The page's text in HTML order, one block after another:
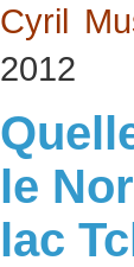
Cyril
2012
le
lac